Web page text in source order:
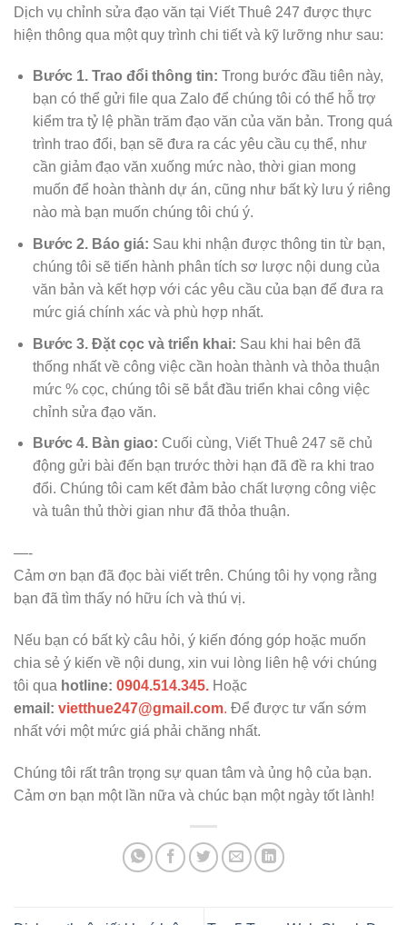
Dịch vụ chỉnh sửa đạo văn tại Viết Thuê 247 được thực
hiện thông qua một quy trình chi tiết và kỹ lưỡng như sau:
Bước 1. Trao đổi thông tin: Trong bước đầu tiên này,
bạn có thể gửi file qua Zalo để chúng tôi có thể hỗ trợ
kiểm tra tỷ lệ phần trăm đạo văn của văn bản. Trong quá
trình trao đổi, bạn sẽ đưa ra các yêu cầu cụ thể, như
cần giảm đạo văn xuống mức nào, thời gian mong
muốn để hoàn thành dự án, cũng như bất kỳ lưu ý riêng
nào mà bạn muốn chúng tôi chú ý.
Bước 2. Báo giá: Sau khi nhận được thông tin từ bạn,
chúng tôi sẽ tiến hành phân tích sơ lược nội dung của
văn bản và kết hợp với các yêu cầu của bạn để đưa ra
mức giá chính xác và phù hợp nhất.
Bước 3. Đặt cọc và triển khai: Sau khi hai bên đã
thống nhất về công việc cần hoàn thành và thỏa thuận
mức % cọc, chúng tôi sẽ bắt đầu triển khai công việc
chỉnh sửa đạo văn.
Bước 4. Bàn giao: Cuối cùng, Viết Thuê 247 sẽ chủ
động gửi bài đến bạn trước thời hạn đã đề ra khi trao
đổi. Chúng tôi cam kết đảm bảo chất lượng công việc
và tuân thủ thời gian như đã thỏa thuận.
—-
Cảm ơn bạn đã đọc bài viết trên. Chúng tôi hy vọng rằng
bạn đã tìm thấy nó hữu ích và thú vị.
Nếu bạn có bất kỳ câu hỏi, ý kiến đóng góp hoặc muốn
chia sẻ ý kiến về nội dung, xin vui lòng liên hệ với chúng
tôi qua hotline: 0904.514.345. Hoặc
email: vietthue247@gmail.com. Để được tư vấn sớm
nhất với một mức giá phải chăng nhất.
Chúng tôi rất trân trọng sự quan tâm và ủng hộ của bạn.
Cảm ơn bạn một lần nữa và chúc bạn một ngày tốt lành!